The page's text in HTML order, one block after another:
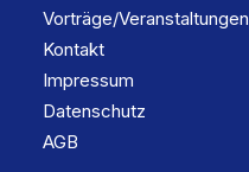
Vorträge/Veranstaltungen
Kontakt
Impressum
Datenschutz
AGB